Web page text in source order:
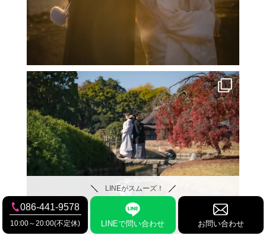
LINEがスムーズ！
086-441-9578
10:00～20:00(不定休) LINEで問い合わせ お問い合わせ